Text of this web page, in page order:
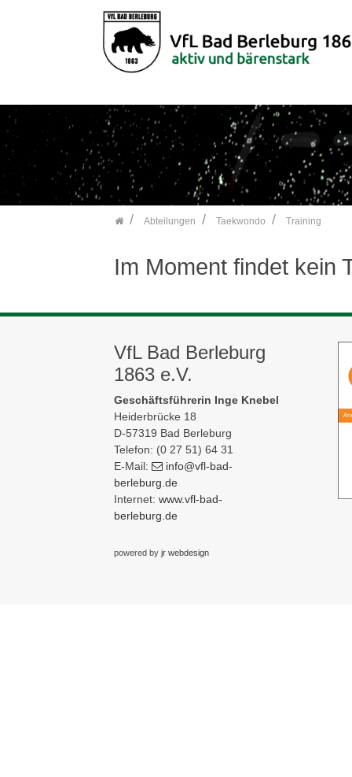
Zum Inhalt springen
Abteilungen Taekwondo Training
Im Moment findet kein
VfL Bad Berleburg
1863 e.V.
Geschäftsführerin Inge Knebel
Heiderbrücke 18
D-57319 Bad Berleburg
Telefon: (0 27 51) 64 31
E-Mail:
info@vfl-bad-
berleburg .de
Internet: www.vfl-bad-
berleburg.de
powered by jr webdesign